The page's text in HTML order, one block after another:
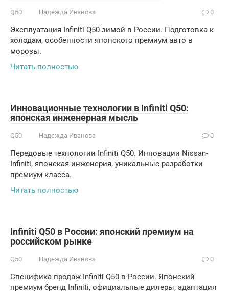
Q50 Надежда Иванова 0
Эксплуатация Infiniti Q50 зимой в России. Подготовка к
холодам, особенности японского премиум авто в
морозы.
Читать полностью
Инновационные технологии в Infiniti Q50:
японская инженерная мысль
Q50 Надежда Иванова 0
Передовые технологии Infiniti Q50. Инновации Nissan-
Infiniti, японская инженерия, уникальные разработки
премиум класса.
Читать полностью
Infiniti Q50 в России: японский премиум на
российском рынке
Q50 Надежда Иванова 0
Специфика продаж Infiniti Q50 в России. Японский
премиум бренд Infiniti, официальные дилеры, адаптация